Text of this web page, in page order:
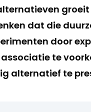
dat die
door
te
alternatief te